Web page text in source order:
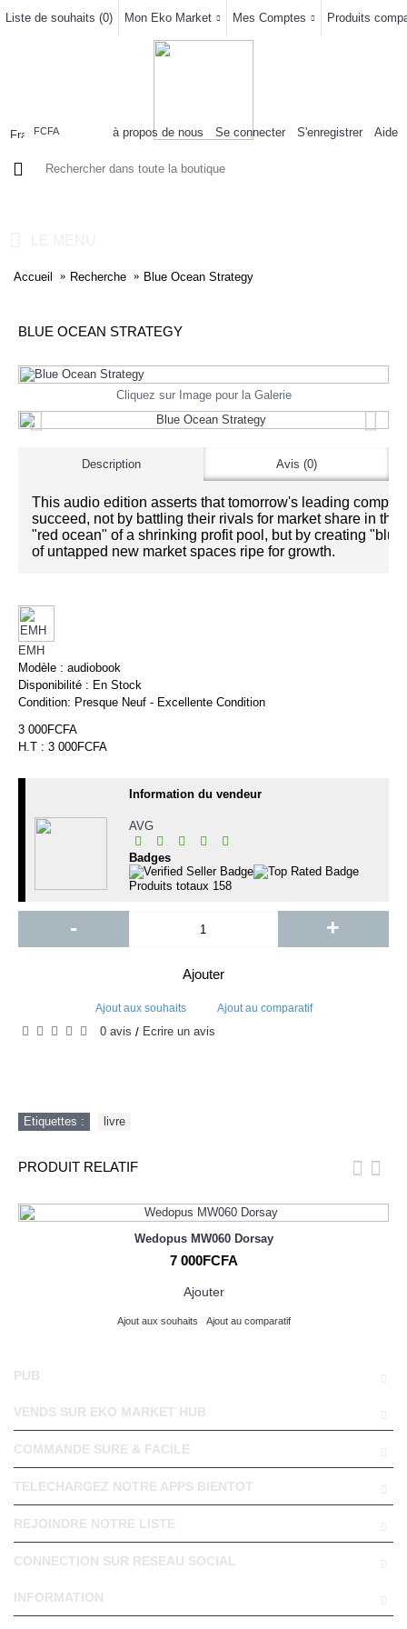
Liste de souhaits (0) Mon Eko Market Mes Comptes Produits
FCFA à propos de nous Se connecter S'enregistrer Aide
Accueil Recherche Blue Ocean Strategy
BLUE OCEAN STRATEGY
Cliquez sur Image pour la Galerie
Description Avis (0)
This audio edition asserts that tomorrow's leading
succeed, not by battling their rivals for market share in the
"red ocean" of a shrinking profit pool, but by creating
of untapped new market spaces ripe for growth.
EMH
Modèle : audiobook
Disponibilité : En Stock
Condition: Presque Neuf - Excellente Condition
3 000FCFA
H.T : 3 000FCFA
Information du vendeur
AVG
Badges
Produits totaux 158
- +
Ajouter
Ajout aux souhaits Ajout au comparatif
0 avis / Écrire un avis
Etiquettes : livre
PRODUIT RELATIF
Wedopus MW060 Dorsay
7 000FCFA
Ajouter
Ajout aux souhaits Ajout au comparatif
PUB
VENDS SUR EKO MARKET HUB
COMMANDE SURE & FACILE
TELECHARGEZ NOTRE APPS BIENTOT
REJOINDRE NOTRE LISTE
CONNECTION SUR RESEAU SOCIAL
INFORMATION